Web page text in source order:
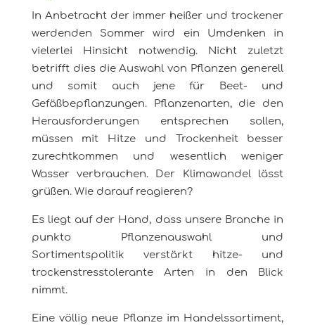
In Anbetracht der immer heißer und trockener
werdenden Sommer wird ein Umdenken in
vielerlei Hinsicht notwendig. Nicht zuletzt
betrifft dies die Auswahl von Pflanzen generell
und somit auch jene für Beet- und
Gefäßbepflanzungen. Pflanzenarten, die den
Herausforderungen entsprechen sollen,
müssen mit Hitze und Trockenheit besser
zurechtkommen und wesentlich weniger
Wasser verbrauchen. Der Klimawandel lässt
grüßen. Wie darauf reagieren?
Es liegt auf der Hand, dass unsere Branche in
punkto Pflanzenauswahl und
Sortimentspolitik verstärkt hitze- und
trockenstresstolerante Arten in den Blick
nimmt.
Eine völlig neue Pflanze im Handelssortiment,